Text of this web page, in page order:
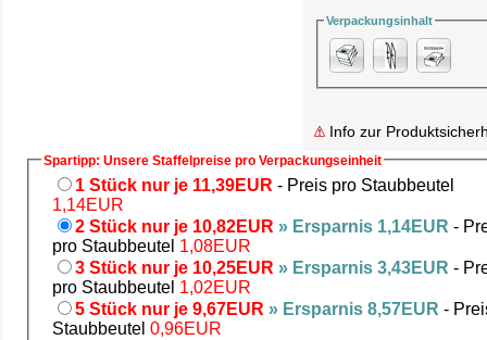
Verpackungsinhalt
Info zur
Spartipp: Unsere Staffelpreise pro Verpackungseinheit
1 Stück nur je 11,39EUR - Preis pro Staubbeutel
1,14EUR
2 Stück nur je 10,82EUR » Ersparnis 1,14EUR -
pro Staubbeutel 1,08EUR
3 Stück nur je 10,25EUR » Ersparnis 3,43EUR -
pro Staubbeutel 1,02EUR
5 Stück nur je 9,67EUR » Ersparnis 8,57EUR -
Staubbeutel 0,96EUR